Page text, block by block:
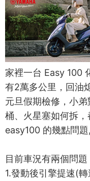
家裡一台 Easy 100
有2萬多公里，回油
元旦假期檢修，小
桶、火星塞如何拆
easy100 的幾點問題
目前車況有兩個問題
1.發動後引擎提速(